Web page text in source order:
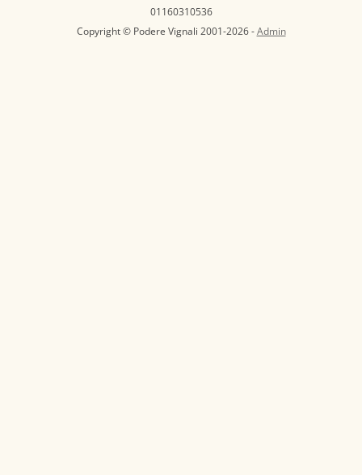
01160310536
Copyright © Podere Vignali 2001-2026 -Admin